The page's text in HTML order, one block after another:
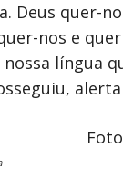
Deus quer-
nos e
língua